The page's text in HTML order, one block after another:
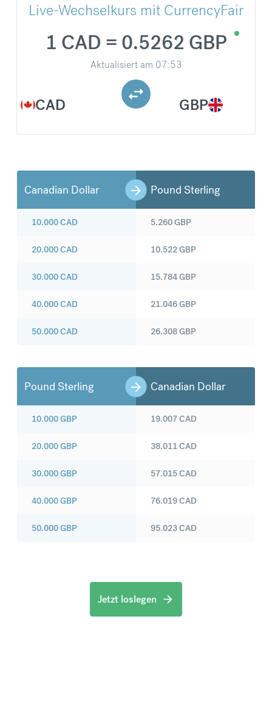
Live-Wechselkurs mit CurrencyFair
CAD
1 CAD = 0.5262 GBP
Aktualisiert am 07:53
GBP
Canadian Dollar Pound Sterling
10.000CAD
20.000CAD
30.000CAD
40.000CAD
50.000CAD
5.260GBP
10.522GBP
15.784GBP
21.046GBP
26.308GBP
Pound Sterling Canadian Dollar
10.000GBP
20.000GBP
30.000GBP
40.000GBP
50.000GBP
19.007CAD
38.011CAD
57.015CAD
76.019CAD
95.023CAD
Jetzt loslegen